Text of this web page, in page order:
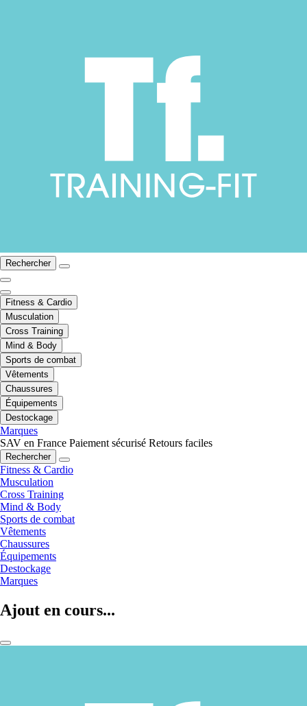
Rechercher
Fitness & Cardio
Musculation
Cross Training
Mind & Body
Sports de combat
Vêtements
Chaussures
Équipements
Destockage
Marques
SAV en France Paiement sécurisé Retours faciles
Rechercher
Fitness & Cardio
Musculation
Cross Training
Mind & Body
Sports de combat
Vêtements
Chaussures
Équipements
Destockage
Marques
Ajout en cours...